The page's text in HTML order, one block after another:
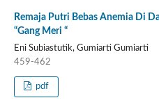
Remaja Putri Bebas Anemia Di
“Gang Meri “
Eni Subiastutik, Gumiarti Gumiarti
459-462
pdf